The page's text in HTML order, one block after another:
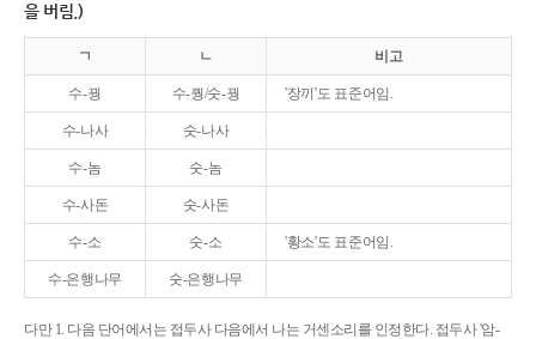
을 버림.)
ㄱ ㄴ 비고
수-꿩 수-퀑/숫-꿩 '장끼'도 표준어임.
수-나사 숫-나사
수-놈 숫-놈
수-사돈 숫-사돈
수-소 숫-소 '황소'도 표준어임.
수-은행나무 숫-은행나무
다만 1. 다음 단어에서는 접두사 다음에서 나는 거센소리를 인정한다. 접두사 '암-